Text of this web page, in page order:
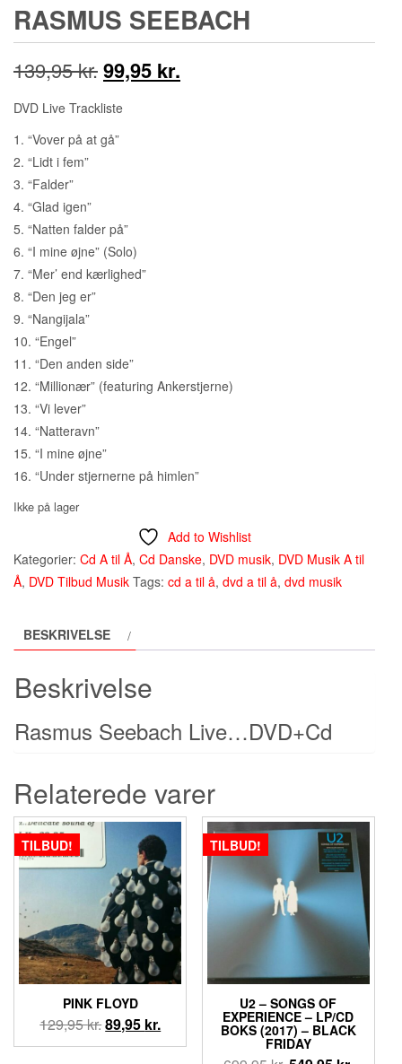
RASMUS SEEBACH
139,95kr.Den
oprindelige
pris
99,95 kr.
DVD Live Trackliste
1. “Vover på at gå”
2. “Lidt i fem”
3. “Falder”
4. “Glad igen”
5. “Natten falder på”
6. “I mine øjne” (Solo)
7. “Mer’ end kærlighed”
8. “Den jeg er”
9. “Nangijala”
10. “Engel”
11. “Den anden side”
12. “Millionær” (featuring Ankerstjerne)
13. “Vi lever”
14. “Natteravn”
15. “I mine øjne”
16. “Under stjernerne på himlen”
Ikke på lager
Add to Wishlist
Kategorier: Cd A til Å, Cd Danske, DVD musik, DVD Musik A til
Å, DVD Tilbud Musik Tags: cd a til å, dvd a til å, dvd musik
BESKRIVELSE
Beskrivelse
Rasmus Seebach Live…DVD+Cd
Relaterede varer
TILBUD!
PINK FLOYD
129,95kr.Den
oprindelige
89,95 kr.Den
aktuelle
TILBUD!
U2 ‎– SONGS OF
EXPERIENCE – LP/CD
BOKS (2017) – BLACK
FRIDAY